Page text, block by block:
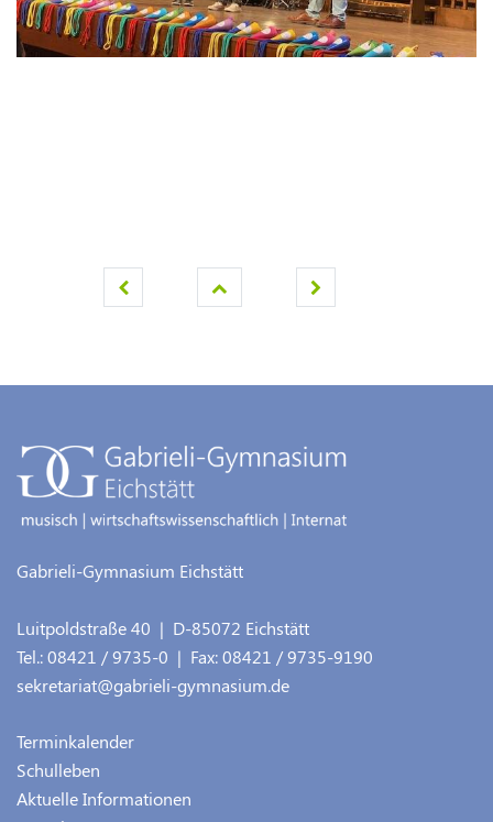
Gabrieli-Gymnasium Eichstätt
Luitpoldstraße 40 | D-85072 Eichstätt
Tel.:08421 / 9735-0 | Fax:08421 / 9735-9190
sekretariat@gabrieli-gymnasium.de
Terminkalender
Schulleben
Aktuelle Informationen